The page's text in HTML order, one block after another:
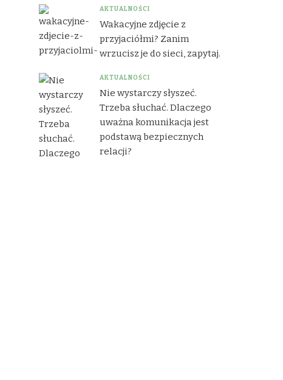
AKTUALNOŚCI
Wakacyjne zdjęcie z
przyjaciółmi? Zanim
wrzucisz je do sieci, zapytaj.
AKTUALNOŚCI
Nie wystarczy słyszeć.
Trzeba słuchać. Dlaczego
uważna komunikacja jest
podstawą bezpiecznych
relacji?